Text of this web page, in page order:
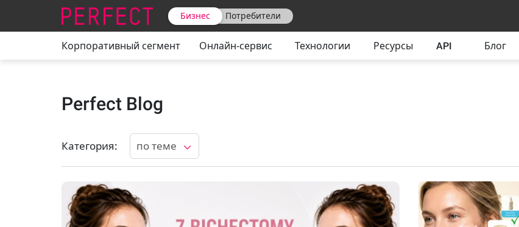
Бизнес Потребители
Корпоративный сегмент Онлайн‑сервис Технологии Ресурсы API Блог
Perfect Blog
Категория: по теме